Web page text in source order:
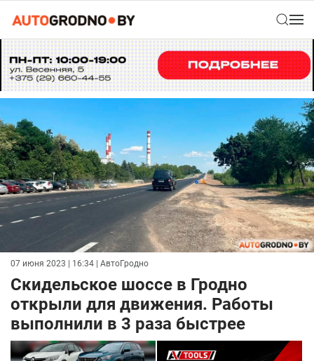
07 июня 2023 | 16:34 | АвтоГродно
Скидельское шоссе в Гродно
открыли для движения. Работы
выполнили в 3 раза быстрее